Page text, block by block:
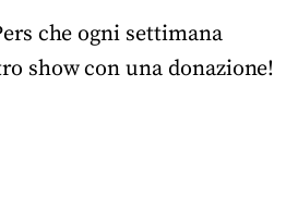
che ogni settimana
show con una donazione!